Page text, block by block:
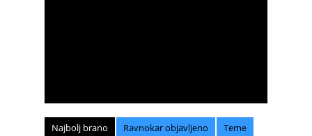
Najbolj brano Ravnokar objavljeno Teme